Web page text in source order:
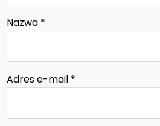
Nazwa *
Adres e-mail *